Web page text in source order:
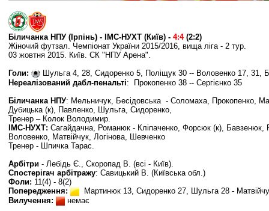
Біличанка НПУ (Ірпінь) - ІМС-НУХТ (Київ) - 4:4(2:2)
Жіночий футзал. Чемпіонат України 2015/2016, вища ліга - 2 тур.
03 жовтня 2015. Київ. СК "НПУ Арена".
Голи:
Шульга 4, 28, Сидоренко 5, Поліщук 30 -- Воловенко 17, 31,
Нереалізований дабл-пенальті: Прокопенко 38 -- Сергієнко 35
Біличанка НПУ: Мельничук, Бесідовська - Соломаха, Прокопенко,
Дубицька (к), Павленко, Шульга, Сидоренко,
Тренер – Колок Володимир.
ІМС-НУХТ: Сагайдачна, Романюк - Кліпаченко, Форсюк (к), Бавзенюк,
Воловенко, Матвійчук, Логінова, Шевченко
Тренер - Шпичка Тарас.
Арбітри - Лебідь Є., Скоропад В. (всі - Київ).
Спостерігач арбітражу: Савицький В. (Київська обл.)
Фоли: 11(4) - 8(2)
Попередження:
Мартинюк 13, Сидоренко 27, Шульга 28 -
Вилучення:
немає